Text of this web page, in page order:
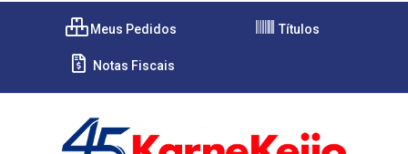
Meus Pedidos Títulos
Notas Fiscais